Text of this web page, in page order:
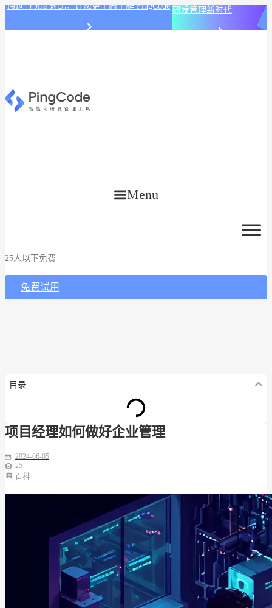
通过与 Jira 对比，让您更全面了解 PingCode 研发管理新时代
Menu
25人以下免费
免费试用
目录
项目经理如何做好企业管理
2024-06-05
25
百科